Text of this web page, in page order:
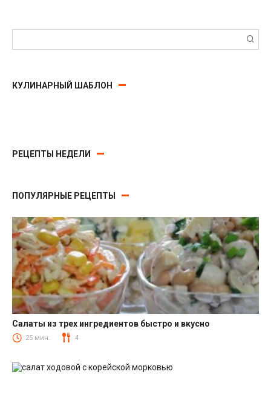
КУЛИНАРНЫЙ ШАБЛОН
РЕЦЕПТЫ НЕДЕЛИ
ПОПУЛЯРНЫЕ РЕЦЕПТЫ
Салаты
Салаты из трех ингредиентов быстро и вкусно
25 мин. 4